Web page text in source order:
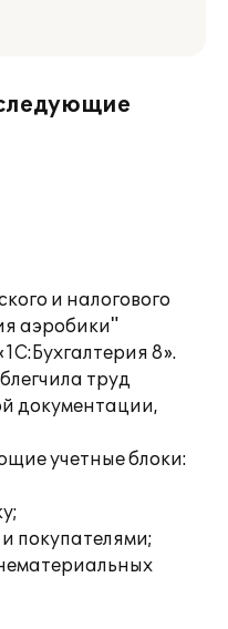
и налогового
аэробики"
8».
труд
документации,
учетные блоки:
покупателями;